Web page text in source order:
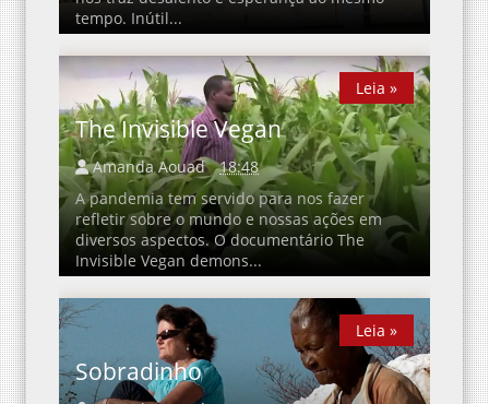
tempo. Inútil...
The Invisible Vegan
Amanda Aouad
18:48
A pandemia tem servido para nos fazer
refletir sobre o mundo e nossas ações em
diversos aspectos. O documentário The
Invisible Vegan demons...
Leia »
Leia »
Sobradinho
Leia »
Leia »